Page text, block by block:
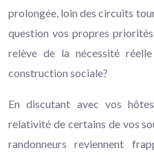
prolongée, loin des circuits
question vos propres
relève de la nécessité réelle
construction sociale?
En discutant avec vos
relativité de certains de vos
randonneurs reviennent